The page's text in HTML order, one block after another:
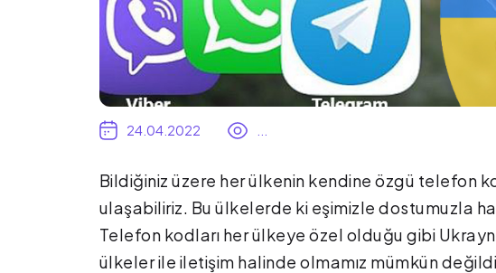
24.04.2022
Bildiğiniz üzere her ülkenin kendine özgü telefon
ulaşabiliriz. Bu ülkelerde ki eşimizle dostumuzla
Telefon kodları her ülkeye özel olduğu gibi
ülkeler ile iletişim halinde olmamız mümkün